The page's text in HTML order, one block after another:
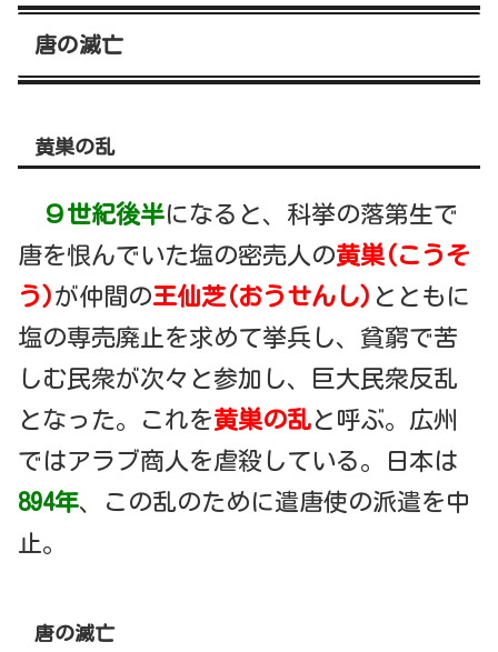
唐の滅亡
黄巣の乱
９世紀後半になると、科挙の落第生で
唐を恨んでいた塩の密売人の黄巣(こうそ
う)が仲間の王仙芝(おうせんし) とともに
塩の専売廃止を求めて挙兵し、貧窮で苦
しむ民衆が次々と参加し、巨大民衆反乱
となった。これを黄巣の乱と呼ぶ。広州
ではアラブ商人を虐殺している。日本は
894年、この乱のために遣唐使の派遣を中
止。
唐の滅亡